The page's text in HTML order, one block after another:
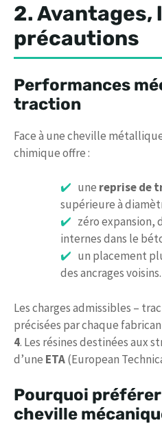
2.
précautions
Performances
traction
Face à une cheville
chimique offre :
une reprise de
supérieure à
zéro expansion,
internes dans le
un placement
des ancrages voisins.
Les charges admissibles –
précisées par chaque
4. Les résines destinées aux
d’une ETA(European
Pourquoi
cheville